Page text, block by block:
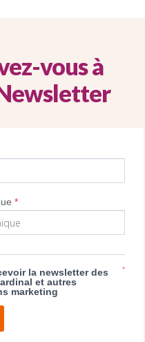
vous à
*
la newsletter des
et autres
marketing
*